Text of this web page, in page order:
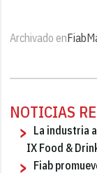
Archivado enFiab
NOTICIAS
La industria
IX Food &
Fiab